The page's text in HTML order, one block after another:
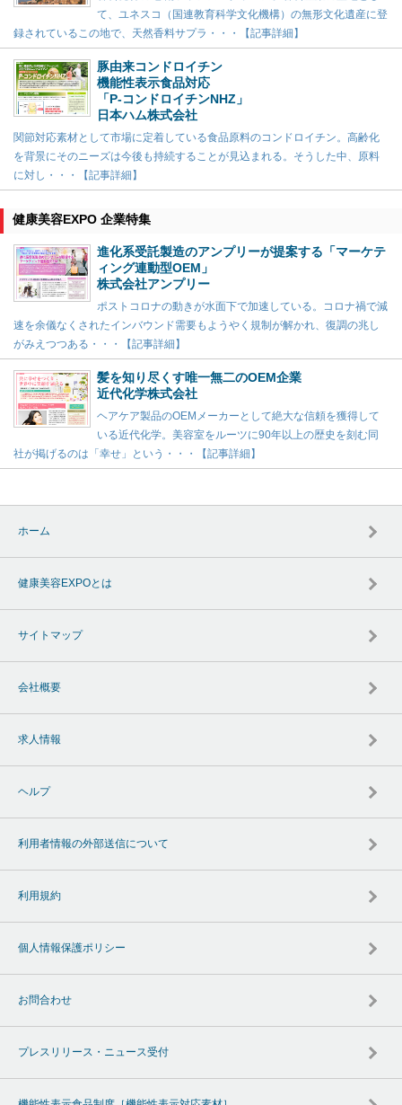
て、ユネスコ（国連教育科学文化機構）の無形文化遺産に登
録されているこの地で、天然香料サプラ・・・【記事詳細】
豚由来コンドロイチン
機能性表示食品対応
「P-コンドロイチンNHZ」
日本ハム株式会社
関節対応素材として市場に定着している食品原料のコンドロイチン。高齢化
を背景にそのニーズは今後も持続することが見込まれる。そうした中、原料
に対し・・・【記事詳細】
健康美容EXPO 企業特集
進化系受託製造のアンプリーが提案する「マーケテ
ィング連動型OEM」
株式会社アンプリー
ポストコロナの動きが水面下で加速している。コロナ禍で減
速を余儀なくされたインバウンド需要もようやく規制が解かれ、復調の兆し
がみえつつある・・・【記事詳細】
髪を知り尽くす唯一無二のOEM企業
近代化学株式会社
ヘアケア製品のOEMメーカーとして絶大な信頼を獲得して
いる近代化学。美容室をルーツに90年以上の歴史を刻む同
社が掲げるのは「幸せ」という・・・【記事詳細】
ホーム
健康美容EXPOとは
サイトマップ
会社概要
求人情報
ヘルプ
利用者情報の外部送信について
利用規約
個人情報保護ポリシー
お問合わせ
プレスリリース・ニュース受付